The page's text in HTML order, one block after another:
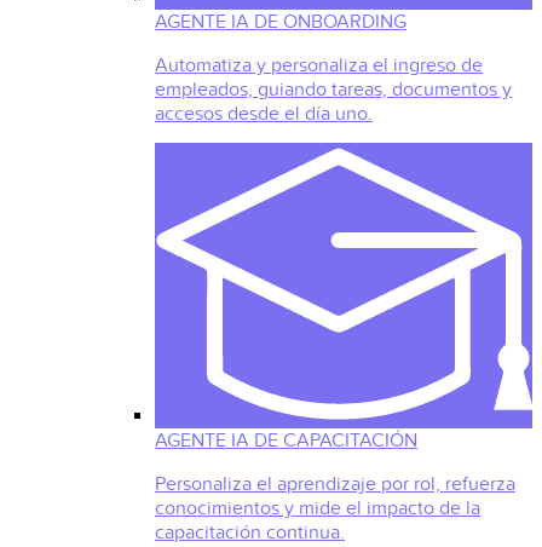
AGENTE IA DE ONBOARDING
Automatiza y personaliza el ingreso de
empleados, guiando tareas, documentos y
accesos desde el día uno.
AGENTE IA DE CAPACITACIÓN
Personaliza el aprendizaje por rol, refuerza
conocimientos y mide el impacto de la
capacitación continua.